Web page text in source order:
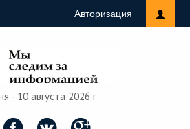
Авторизация
- 10 августа 2026 г